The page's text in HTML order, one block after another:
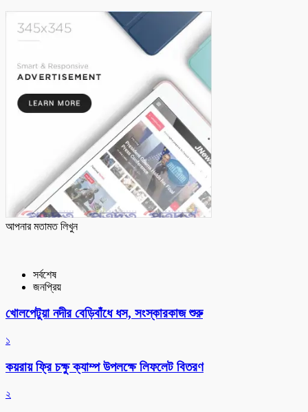
আপনার মতামত লিখুন
সর্বশেষ
জনপ্রিয়
খোলপেটুয়া নদীর বেড়িবাঁধে ধস, সংস্কারকাজ শুরু
১
কয়রায় ফ্রি চক্ষু ক্যাম্প উপলক্ষে লিফলেট বিতরণ
২